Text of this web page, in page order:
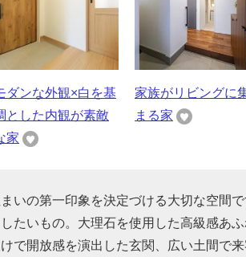
ダンな外観×白を基
とした内観が素敵
家
家族がリビングに
まる家
いの第一印象を決定づける大切な空間
たいもの。大理石を使用した高級感あ
で開放感を演出した玄関、広い土間で